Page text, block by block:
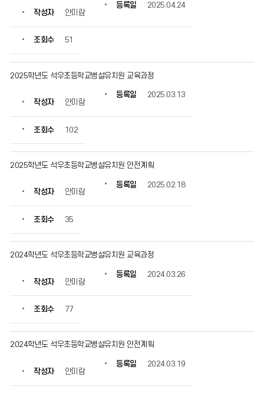
등
일,
있
다.
작성자 안미람
등록일 2025.04.24
조회수 51
2025학년도 석우초등학교병설유치원 교육과정
작성자 안미람
등록일 2025.03.13
조회수 102
2025학년도 석우초등학교병설유치원 안전계획
작성자 안미람
등록일 2025.02.18
조회수 35
2024학년도 석우초등학교병설유치원 교육과정
작성자 안미람
등록일 2024.03.26
조회수 77
2024학년도 석우초등학교병설유치원 안전계획
작성자 안미람
등록일 2024.03.19